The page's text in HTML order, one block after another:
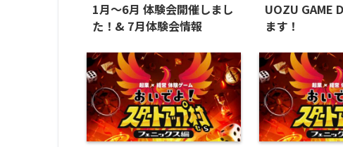
1月～6月 体験会開催しまし
た！& 7月体験会情報
UOZU GAME
ます！